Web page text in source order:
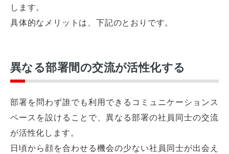
します。
具体的なメリットは、下記のとおりです。
異なる部署間の交流が活性化する
部署を問わず誰でも利用できるコミュニケーションス
ペースを設けることで、異なる部署の社員同士の交流
が活性化します。
日頃から顔を合わせる機会の少ない社員同士が出会え